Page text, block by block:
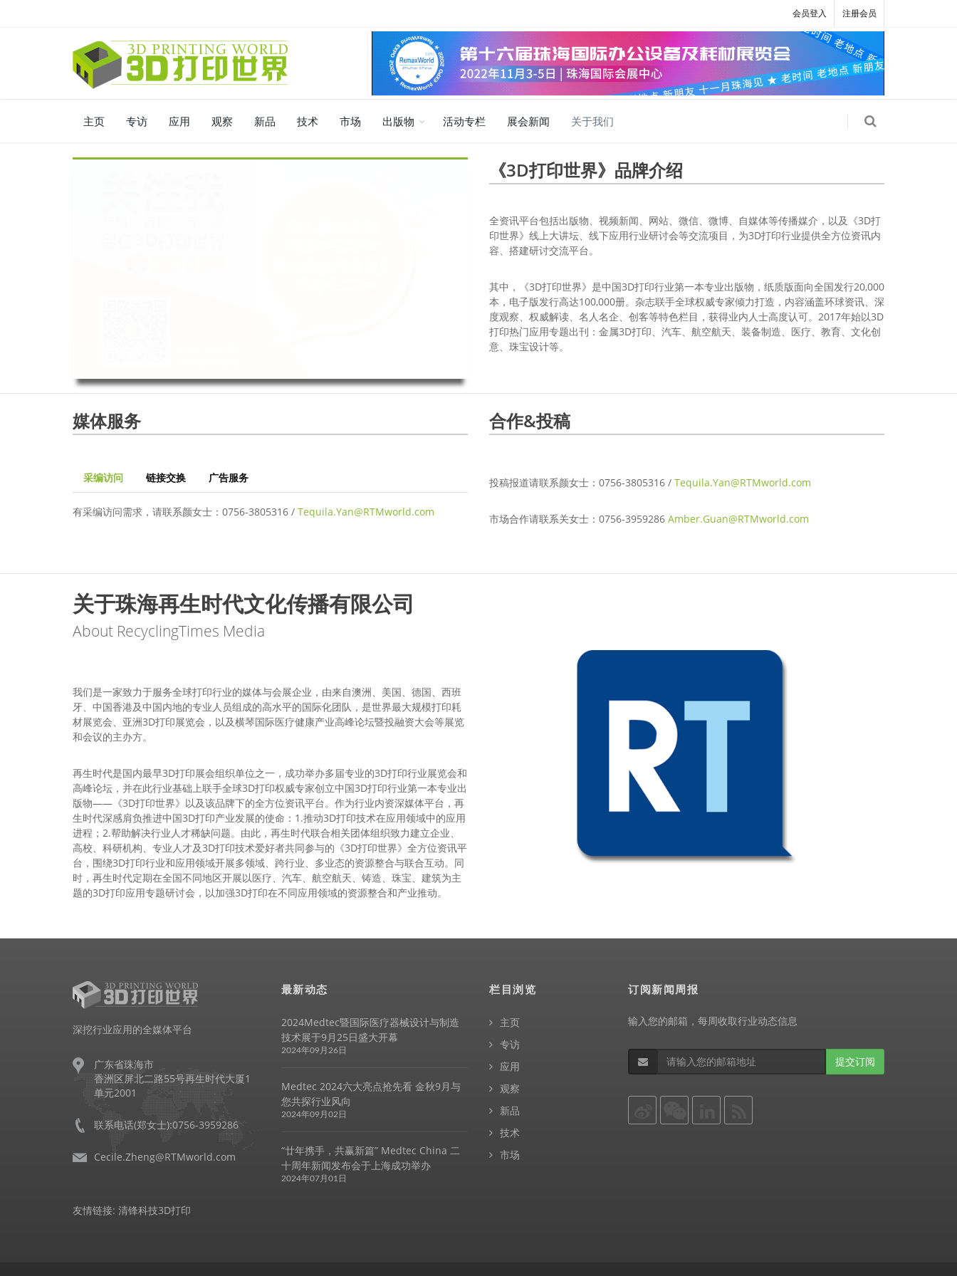
会员登入 注册会员
主页 专访 应用 观察 新品 技术 市场 出版物 活动专栏 展会新闻 关于我们
《3D打印世界》品牌介绍
全资讯平台包括出版物、视频新闻、网站、微信、微博、自媒体等传播媒介，以及《3D打
印世界》线上大讲坛、线下应用行业研讨会等交流项目，为3D打印行业提供全方位资讯内
容、搭建研讨交流平台。
其中，《3D打印世界》是中国3D打印行业第一本专业出版物，纸质版面向全国发行20,000
本，电子版发行高达100,000册。杂志联手全球权威专家倾力打造，内容涵盖环球资讯、深
度观察、权威解读、名人名企、创客等特色栏目，获得业内人士高度认可。2017年始以3D
打印热门应用专题出刊：金属3D打印、汽车、航空航天、装备制造、医疗、教育、文化创
意、珠宝设计等。
媒体服务
采编访问 链接交换 广告服务
有采编访问需求，请联系颜女士：0756-3805316 / Tequila.Yan@RTMworld.com
合作&投稿
投稿报道请联系颜女士：0756-3805316 / Tequila.Yan@RTMworld.com
市场合作请联系关女士：0756-3959286 Amber.Guan@RTMworld.com
关于珠海再生时代文化传播有限公司
About RecyclingTimes Media
我们是一家致力于服务全球打印行业的媒体与会展企业，由来自澳洲、美国、德国、西班
牙、中国香港及中国内地的专业人员组成的高水平的国际化团队，是世界最大规模打印耗
材展览会、亚洲3D打印展览会，以及横琴国际医疗健康产业高峰论坛暨投融资大会等展览
和会议的主办方。
再生时代是国内最早3D打印展会组织单位之一，成功举办多届专业的3D打印行业展览会和
高峰论坛，并在此行业基础上联手全球3D打印权威专家创立中国3D打印行业第一本专业出
版物——《3D打印世界》以及该品牌下的全方位资讯平台。作为行业内资深媒体平台，再
生时代深感肩负推进中国3D打印产业发展的使命：1.推动3D打印技术在应用领域中的应用
进程；2.帮助解决行业人才稀缺问题。由此，再生时代联合相关团体组织致力建立企业、
高校、科研机构、专业人才及3D打印技术爱好者共同参与的《3D打印世界》全方位资讯平
台，围绕3D打印行业和应用领域开展多领域、跨行业、多业态的资源整合与联合互动。同
时，再生时代定期在全国不同地区开展以医疗、汽车、航空航天、铸造、珠宝、建筑为主
题的3D打印应用专题研讨会，以加强3D打印在不同应用领域的资源整合和产业推动。
深挖行业应用的全媒体平台
广东省珠海市
香洲区屏北二路55号再生时代大厦1
单元2001
联系电话(郑女士):0756-3959286
Cecile.Zheng@RTMworld.com
最新动态
2024Medtec暨国际医疗器械设计与制造
技术展于9月25日盛大开幕
2024年09月26日
Medtec 2024六大亮点抢先看 金秋9月与
您共探行业风向
2024年09月02日
“廿年携手，共赢新篇” Medtec China 二
十周年新闻发布会于上海成功举办
2024年07月01日
栏目浏览
主页
专访
应用
观察
新品
技术
市场
订阅新闻周报
输入您的邮箱，每周收取行业动态信息
提交订阅
友情链接: 清锋科技3D打印